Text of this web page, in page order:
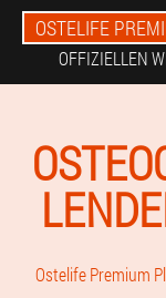
OSTELIFE
OFFIZIELLEN
Ostelife Premium